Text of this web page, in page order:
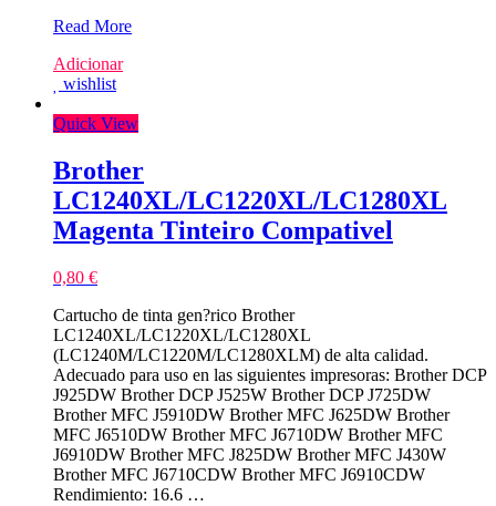
Brother
Amarelo
Tinteiro
Read More
Adicionar
wishlist
Quick View
Brother
LC1240XL/LC1220XL/LC1280XL
Magenta Tinteiro Compativel
0,80 €
Cartucho de tinta gen?rico Brother
LC1240XL/LC1220XL/LC1280XL
(LC1240M/LC1220M/LC1280XLM) de alta calidad.
Adecuado para uso en las siguientes impresoras: Brother DCP
J925DW Brother DCP J525W Brother DCP J725DW
Brother MFC J5910DW Brother MFC J625DW Brother
MFC J6510DW Brother MFC J6710DW Brother MFC
J6910DW Brother MFC J825DW Brother MFC J430W
Brother MFC J6710CDW Brother MFC J6910CDW
Rendimiento: 16.6 …